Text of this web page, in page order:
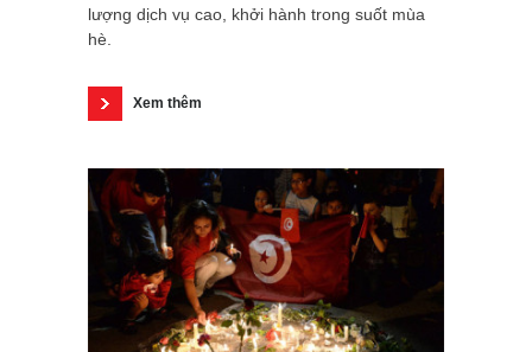
lượng dịch vụ cao, khởi hành trong suốt mùa
hè.
Xem thêm